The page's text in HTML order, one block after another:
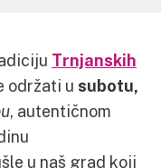
Trnjanskih
održati u subotu,
, autentičnom
u naš grad koji